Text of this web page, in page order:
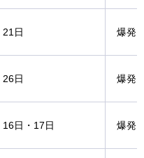
日 爆発
日 爆発
日・17日 爆発